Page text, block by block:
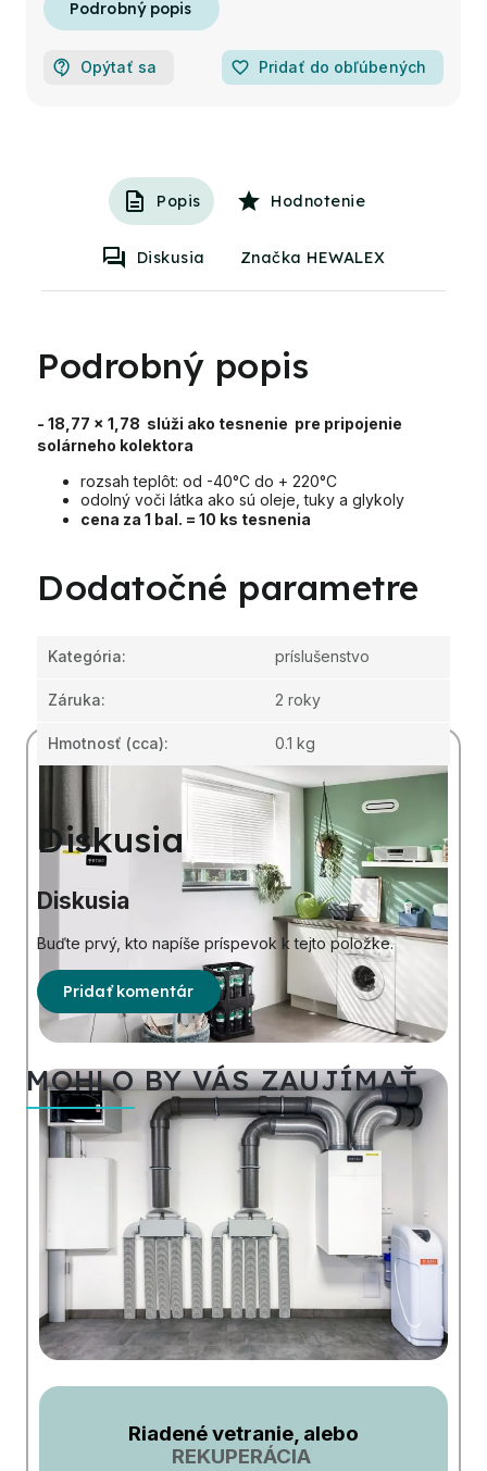
Opýtať sa favorite_border Pridať do obľúbených
Popis Hodnotenie
Diskusia Značka HEWALEX
Podrobný popis
- 18,77 x 1,78 slúži ako tesnenie pre pripojenie
solárneho kolektora
rozsah teplôt: od -40°C do + 220°C
odolný voči látka ako sú oleje, tuky a glykoly
cena za 1 bal. = 10 ks tesnenia
Dodatočné parametre
Kategória: príslušenstvo
Záruka: 2 roky
Hmotnosť (cca): 0.1 kg
Diskusia
Diskusia
Buďte prvý, kto napíše príspevok k tejto položke.
Pridať komentár
MOHLO BY VÁS ZAUJÍMAŤ
Riadené vetranie, alebo
REKUPERÁCIA